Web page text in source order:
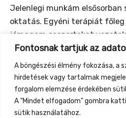
Fontosnak tartjuk az
A böngészési élmény fokozása, a
hirdetések vagy tartalmak
forgalom elemzése érdekében
A "Mindet elfogadom" gombra
sütik használatához.
Jelenlegi munkám elsősorban
oktatás. Egyéni terápiát főleg
jómagam csoportokat
felsoroltakon kívül a családi
fejlesztése, a spirituális krízis
feldolgozása, a meditáció és
átélése.